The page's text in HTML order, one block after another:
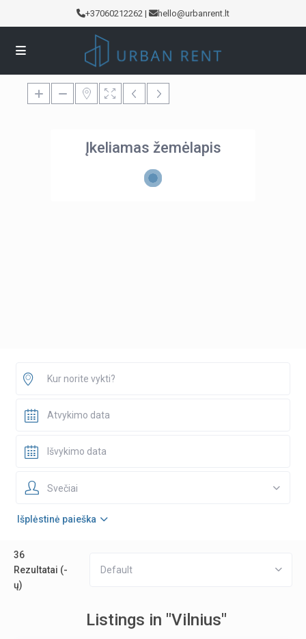
+37060212262 | hello@urbanrent.lt
Įkeliamas žemėlapis
Svečiai
Išplėstinė paieška
36
Rezultatai (-
ų)
Default
Listings in "Vilnius"